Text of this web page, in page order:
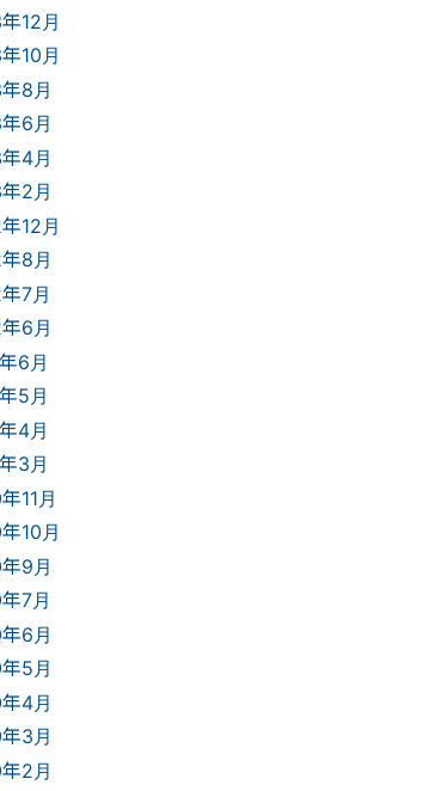
12月
10月
8月
6月
4月
2月
12月
8月
7月
6月
6月
5月
4月
3月
11月
10月
9月
7月
6月
5月
4月
3月
2月